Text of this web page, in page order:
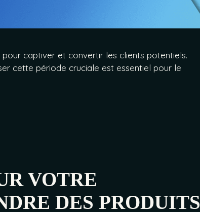
captiver et convertir les clients potentiels.
cette période cruciale est essentiel pour le
VOTRE
DES PRODUITS